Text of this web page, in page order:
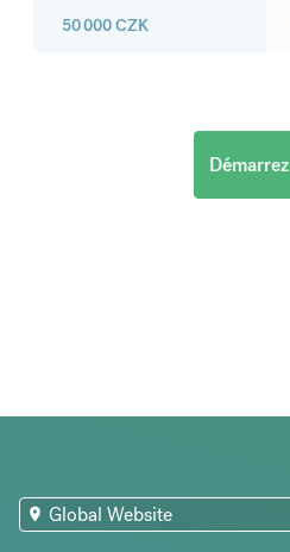
50 000CZK
Démarrez